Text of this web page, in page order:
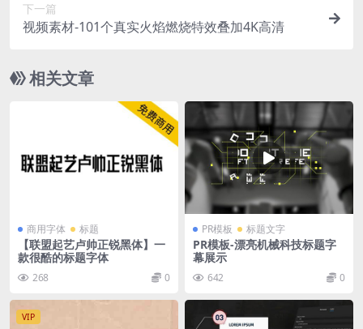
下一篇
视频素材-101个真实火焰燃烧特效叠加4K高清
相关文章
商用字体 标题
【联盟起艺卢帅正锐黑体】一
款很酷的标题字体
268 0
PR模板 标题文字
PR模板-漂亮机械科技标题字
幕展示
642 0
VIP